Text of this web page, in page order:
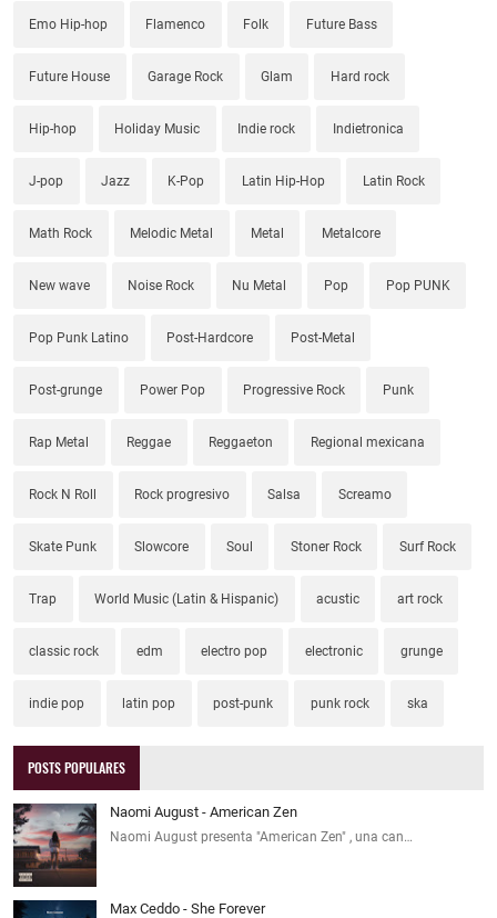
Emo Hip-hop Flamenco Folk Future Bass
Future House Garage Rock Glam Hard rock
Hip-hop Holiday Music Indie rock Indietronica
J-pop Jazz K-Pop Latin Hip-Hop Latin Rock
Math Rock Melodic Metal Metal Metalcore
New wave Noise Rock Nu Metal Pop Pop PUNK
Pop Punk Latino Post-Hardcore Post-Metal
Post-grunge Power Pop Progressive Rock Punk
Rap Metal Reggae Reggaeton Regional mexicana
Rock N Roll Rock progresivo Salsa Screamo
Skate Punk Slowcore Soul Stoner Rock Surf Rock
Trap World Music (Latin & Hispanic) acustic art rock
classic rock edm electro pop electronic grunge
indie pop latin pop post-punk punk rock ska
POSTS POPULARES
Naomi August - American Zen
Naomi August presenta "American Zen" , una can…
Max Ceddo - She Forever